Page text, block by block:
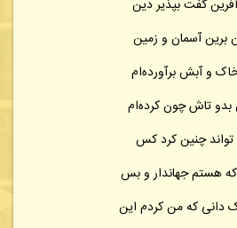
گفت بپذیر دین
برین آسمان و زمین
و آبش برآورده‌ام
بدو تاش چون کرده‌ام
تواند چنین کرد کس
هستم جهاندار و بس
دانی که من کردم این